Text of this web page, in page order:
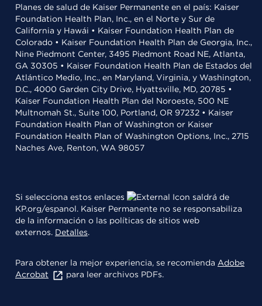
Planes de salud de Kaiser Permanente en el país: Kaiser
Foundation Health Plan, Inc., en el Norte y Sur de
California y Hawái • Kaiser Foundation Health Plan de
Colorado • Kaiser Foundation Health Plan de Georgia, Inc.,
Nine Piedmont Center, 3495 Piedmont Road NE, Atlanta,
GA 30305 • Kaiser Foundation Health Plan de Estados del
Atlántico Medio, Inc., en Maryland, Virginia, y Washington,
D.C., 4000 Garden City Drive, Hyattsville, MD, 20785 •
Kaiser Foundation Health Plan del Noroeste, 500 NE
Multnomah St., Suite 100, Portland, OR 97232 • Kaiser
Foundation Health Plan of Washington or Kaiser
Foundation Health Plan of Washington Options, Inc., 2715
Naches Ave, Renton, WA 98057
Si selecciona estos enlaces
saldrá de
KP.org/espanol. Kaiser Permanente no se responsabiliza
de la información o las políticas de sitios web
externos. Detalles.
Para obtener la mejor experiencia, se recomienda Adobe
Acrobat
para leer archivos PDFs.